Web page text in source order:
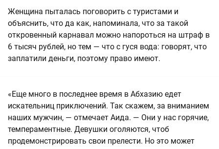
Женщина пыталась поговорить с туристами и
объяснить, что да как, напоминала, что за такой
откровенный карнавал можно напороться на штраф в
6 тысяч рублей, но тем — что с гуся вода: говорят, что
заплатили деньги, поэтому право имеют.
«Еще много в последнее время в Абхазию едет
искательниц приключений. Так скажем, за вниманием
наших мужчин, — отмечает Аида. — Они у нас горячие,
темпераментные. Девушки оголяются, чтоб
продемонстрировать свои прелести. Но это может